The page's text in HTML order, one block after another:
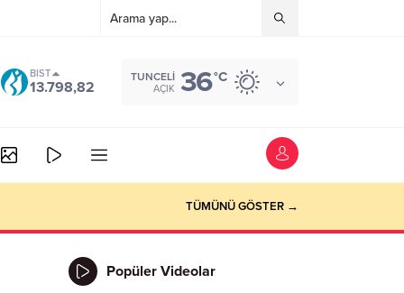
BIST
13.798,82
TUNCELI
AÇIK 36°C
TÜMÜNÜ GÖSTER →
Popüler Videolar